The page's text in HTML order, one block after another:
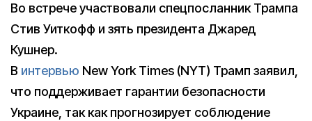
Во встрече участвовали спецпосланник Трампа
Стив Уиткофф и зять президента Джаред
Кушнер.
В интервью New York Times (NYT) Трамп заявил,
что поддерживает гарантии безопасности
Украине, так как прогнозирует соблюдение